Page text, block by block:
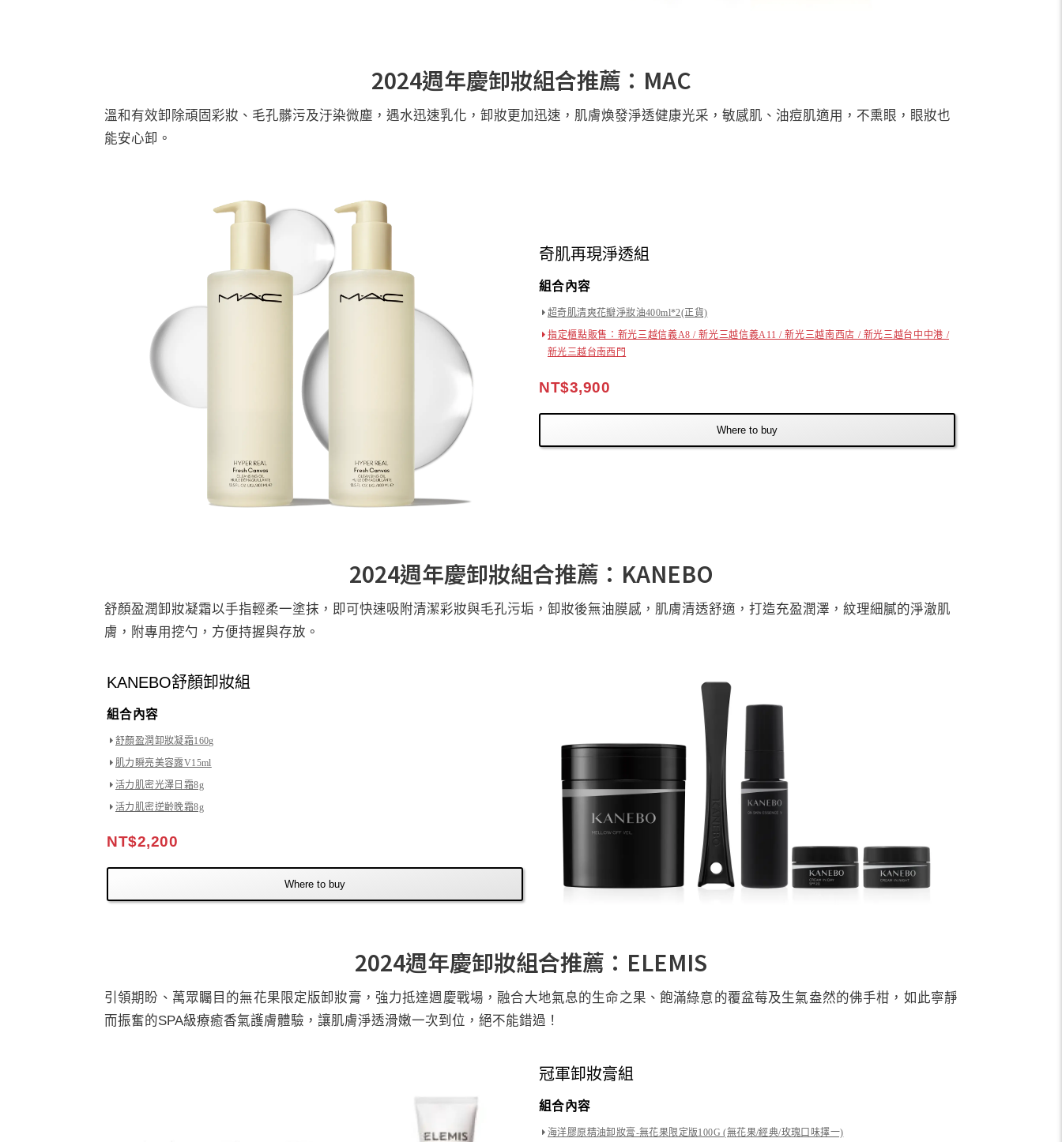
2024週年慶卸妝組合推薦：MAC
溫和有效卸除頑固彩妝、毛孔髒污及汙染微塵，遇水迅速乳化，卸妝更加迅速，肌膚煥發淨透健康光采，敏感肌、油痘肌適用，不熏眼，眼妝也
能安心卸。
奇肌再現淨透組
組合內容
超奇肌清爽花瓣淨妝油400ml*2(正貨)
指定櫃點販售：新光三越信義A8 / 新光三越信義A11 / 新光三越南西店 / 新光三越台中中港 /
新光三越台南西門
NT$3,900
Where to buy
2024週年慶卸妝組合推薦：KANEBO
舒顏盈潤卸妝凝霜以手指輕柔一塗抹，即可快速吸附清潔彩妝與毛孔污垢，卸妝後無油膜感，肌膚清透舒適，打造充盈潤澤，紋理細膩的淨澈肌
膚，附專用挖勺，方便持握與存放。
KANEBO舒顏卸妝組
組合內容
舒顏盈潤卸妝凝霜160g
肌力瞬亮美容露V15ml
活力肌密光澤日霜8g
活力肌密逆齡晚霜8g
NT$2,200
Where to buy
2024週年慶卸妝組合推薦：ELEMIS
引領期盼、萬眾矚目的無花果限定版卸妝膏，強力抵達週慶戰場，融合大地氣息的生命之果、飽滿綠意的覆盆莓及生氣盎然的佛手柑，如此寧靜
而振奮的SPA級療癒香氣護膚體驗，讓肌膚淨透滑嫩一次到位，絕不能錯過！
冠軍卸妝膏組
組合內容
海洋膠原精油卸妝膏-無花果限定版100G (無花果/經典/玫瑰口味擇一)